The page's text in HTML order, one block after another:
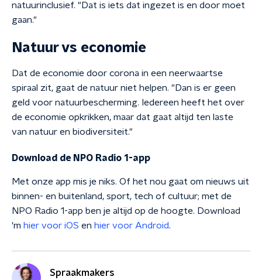
natuurinclusief. "Dat is iets dat ingezet is en door moet
gaan."
Natuur vs economie
Dat de economie door corona in een neerwaartse
spiraal zit, gaat de natuur niet helpen. "Dan is er geen
geld voor natuurbescherming. Iedereen heeft het over
de economie opkrikken, maar dat gaat altijd ten laste
van natuur en biodiversiteit."
Download de NPO Radio 1-app
Met onze app mis je niks. Of het nou gaat om nieuws uit
binnen- en buitenland, sport, tech of cultuur; met de
NPO Radio 1-app ben je altijd op de hoogte. Download
'm hier voor iOS en hier voor Android.
Spraakmakers